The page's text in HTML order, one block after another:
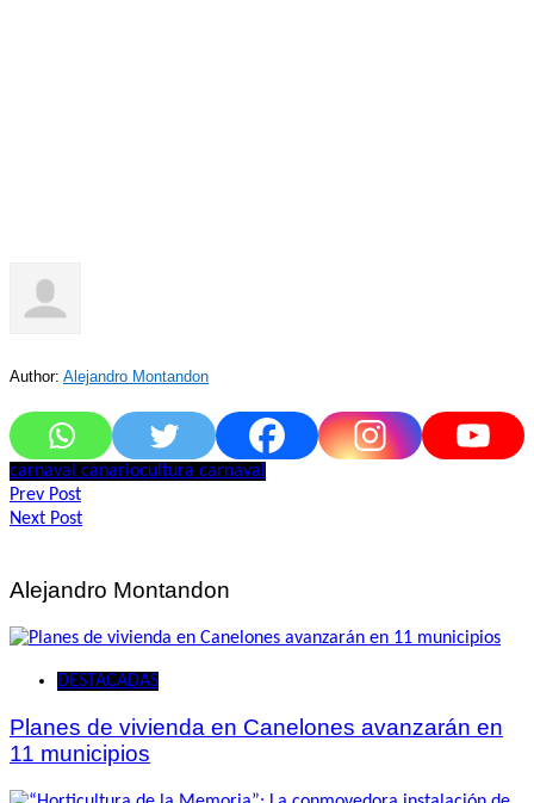
Author: Alejandro Montandon
carnaval canariocultura carnaval
Navegación
de
Prev Post
Next Post
Alejandro Montandon
DESTACADAS
Planes de vivienda en Canelones avanzarán en
11 municipios